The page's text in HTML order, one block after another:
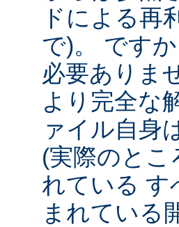
ドによる再
で)。 です
必要ありま
より完全な
ァイル自身
(実際のと
れている す
まれている